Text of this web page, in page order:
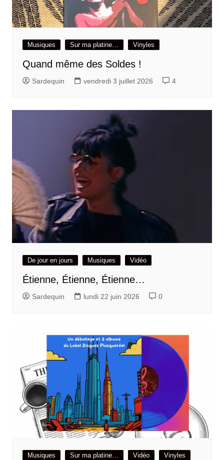
Musiques Sur ma platine… Vinyles
Quand même des Soldes !
Sardequin vendredi 3 juillet 2026 4
De jour en jours Musiques Vidéo
Étienne, Étienne, Étienne…
Sardequin lundi 22 juin 2026 0
Musiques Sur ma platine… Vidéo Vinyles